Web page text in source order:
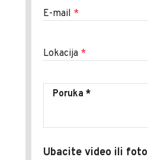
E-mail *
Lokacija *
Ubacite video ili foto